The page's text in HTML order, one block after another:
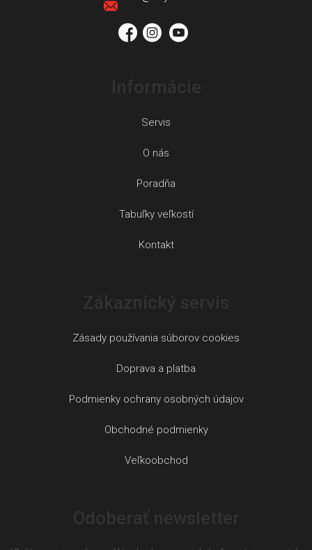
Servis
O nás
Poradňa
Tabuľky veľkostí
Kontakt
Zásady používania súborov cookies
Doprava a platba
Podmienky ochrany osobných údajov
Obchodné podmienky
Veľkoobchod